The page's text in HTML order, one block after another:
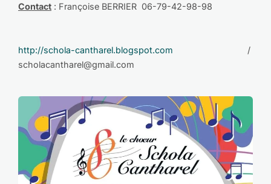
Contact : Françoise BERRIER 06-79-42-98-98
http://schola-cantharel.blogspot.com /
scholacantharel@gmail.com